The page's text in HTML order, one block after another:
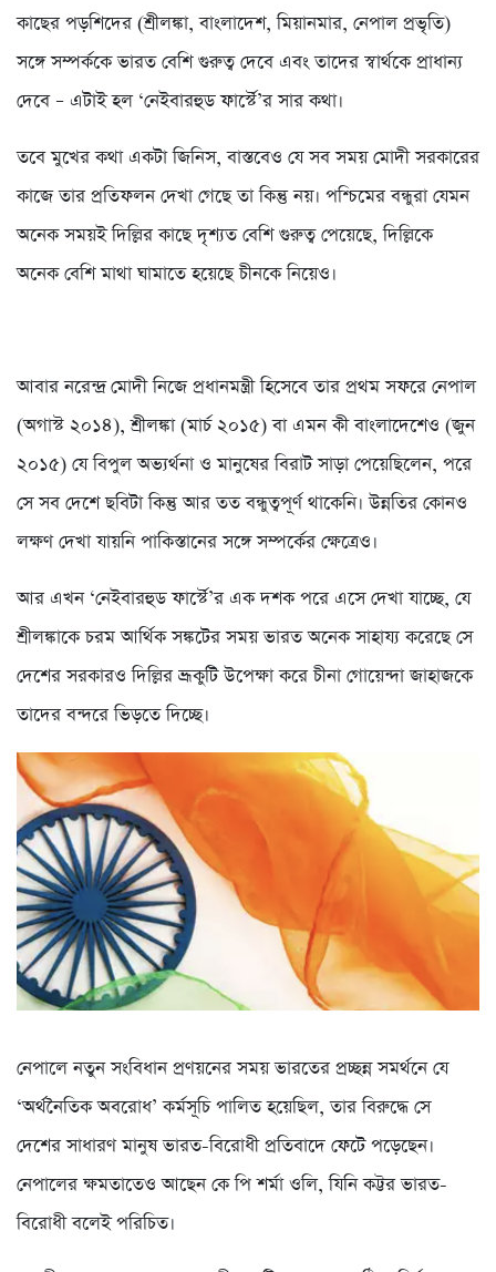
কাছের পড়শিদের (শ্রীলঙ্কা, বাংলাদেশ, মিয়ানমার, নেপাল প্রভৃতি)
সঙ্গে সম্পর্ককে ভারত বেশি গুরুত্ব দেবে এবং তাদের স্বার্থকে প্রাধান্য
দেবে – এটাই হল ‘নেইবারহুড ফার্স্টে’র সার কথা।
তবে মুখের কথা একটা জিনিস, বাস্তবেও যে সব সময় মোদী সরকারের
কাজে তার প্রতিফলন দেখা গেছে তা কিন্তু নয়। পশ্চিমের বন্ধুরা যেমন
অনেক সময়ই দিল্লির কাছে দৃশ্যত বেশি গুরুত্ব পেয়েছে, দিল্লিকে
অনেক বেশি মাথা ঘামাতে হয়েছে চীনকে নিয়েও।
আবার নরেন্দ্র মোদী নিজে প্রধানমন্ত্রী হিসেবে তার প্রথম সফরে নেপাল
(অগাস্ট ২০১৪), শ্রীলঙ্কা (মার্চ ২০১৫) বা এমন কী বাংলাদেশেও (জুন
২০১৫) যে বিপুল অভ্যর্থনা ও মানুষের বিরাট সাড়া পেয়েছিলেন, পরে
সে সব দেশে ছবিটা কিন্তু আর তত বন্ধুত্বপূর্ণ থাকেনি। উন্নতির কোনও
লক্ষণ দেখা যায়নি পাকিস্তানের সঙ্গে সম্পর্কের ক্ষেত্রেও।
আর এখন ‘নেইবারহুড ফার্স্টে’র এক দশক পরে এসে দেখা যাচ্ছে, যে
শ্রীলঙ্কাকে চরম আর্থিক সঙ্কটের সময় ভারত অনেক সাহায্য করেছে সে
দেশের সরকারও দিল্লির ভ্রূকুটি উপেক্ষা করে চীনা গোয়েন্দা জাহাজকে
তাদের বন্দরে ভিড়তে দিচ্ছে।
নেপালে নতুন সংবিধান প্রণয়নের সময় ভারতের প্রচ্ছন্ন সমর্থনে যে
‘অর্থনৈতিক অবরোধ’ কর্মসূচি পালিত হয়েছিল, তার বিরুদ্ধে সে
দেশের সাধারণ মানুষ ভারত-বিরোধী প্রতিবাদে ফেটে পড়েছেন।
নেপালের ক্ষমতাতেও আছেন কে পি শর্মা ওলি, যিনি কট্টর ভারত-
বিরোধী বলেই পরিচিত।